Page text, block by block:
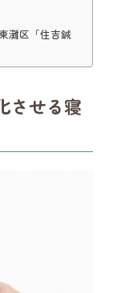
灘区「住吉鍼
させる寝